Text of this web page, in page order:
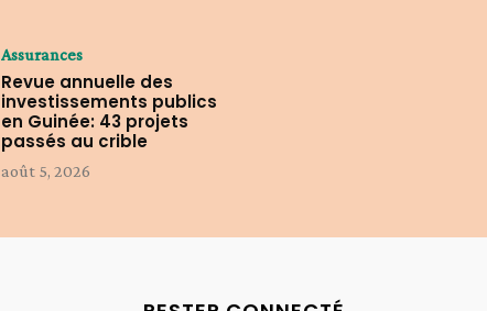
Assurances
Revue annuelle des
investissements publics
en Guinée: 43 projets
passés au crible
août 5, 2026